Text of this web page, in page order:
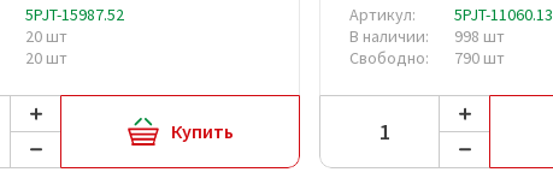
5PJT-15987.52
20 шт
20 шт
Купить
Артикул:
5PJT-11060.13
В наличии:
998 шт
Свободно:
790 шт